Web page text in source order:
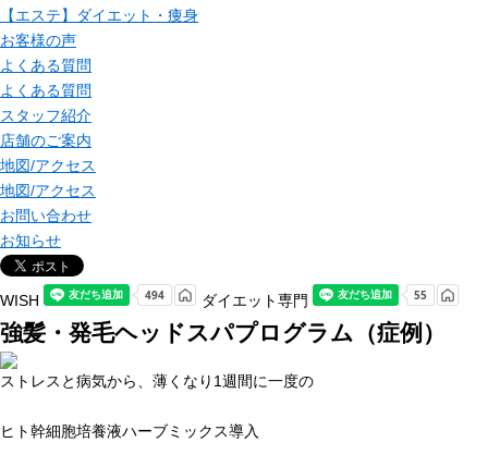
【エステ】ダイエット・痩身
お客様の声
よくある質問
よくある質問
スタッフ紹介
店舗のご案内
地図/アクセス
地図/アクセス
お問い合わせ
お知らせ
WISH ダイエット専門
強髪・発毛ヘッドスパプログラム（症例）
ストレスと病気から、薄くなり1週間に一度の
ヒト幹細胞培養液ハーブミックス導入